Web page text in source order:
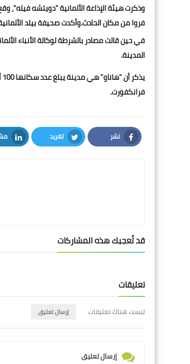
وذكرت هيئة الإذاعة الألمانية "دويتشه فيله"،
فروا من مكان الحادث.وأكدت صحيفة بيلد
في حين قالت مصادر بالشرطة لوكالة الأنباء
المدينة.
فرانكفورت.
نشر
Facebook
تغريد
Twitter
قد تُعجبك هذه المشاركات
تعليقات
ليست هناك تعليقات إرسال تعليق
إرسال تعليق